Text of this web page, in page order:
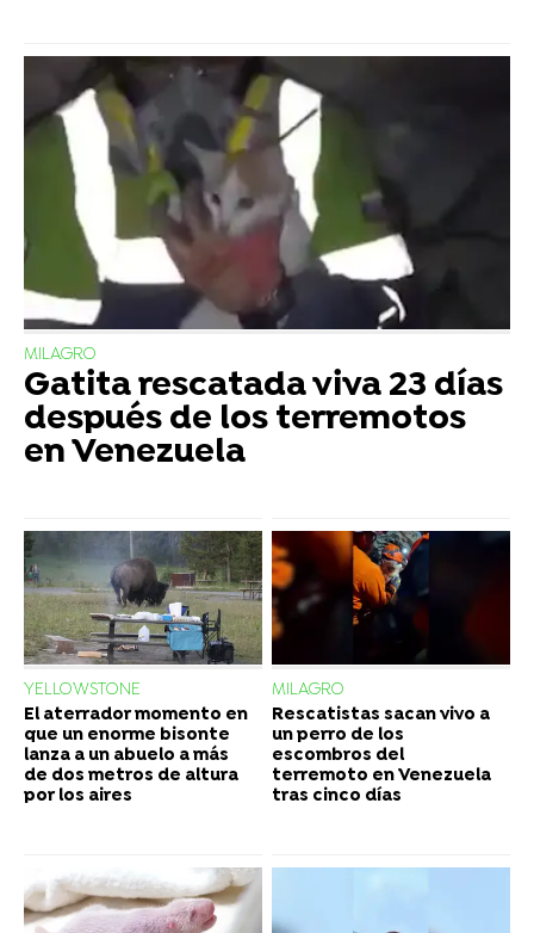
MILAGRO
Gatita rescatada viva 23 días
después de los terremotos
en Venezuela
YELLOWSTONE
El aterrador momento en
que un enorme bisonte
lanza a un abuelo a más
de dos metros de altura
por los aires
MILAGRO
Rescatistas sacan vivo a
un perro de los
escombros del
terremoto en Venezuela
tras cinco días